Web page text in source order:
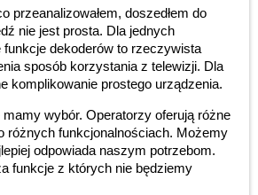
przeanalizowałem, doszedłem do
nie jest prosta. Dla jednych
dekoderów to rzeczywista
sposób korzystania z telewizji. Dla
komplikowanie prostego urządzenia.
wybór. Operatorzy oferują różne
różnych funkcjonalnościach. Możemy
odpowiada naszym potrzebom.
funkcje z których nie będziemy